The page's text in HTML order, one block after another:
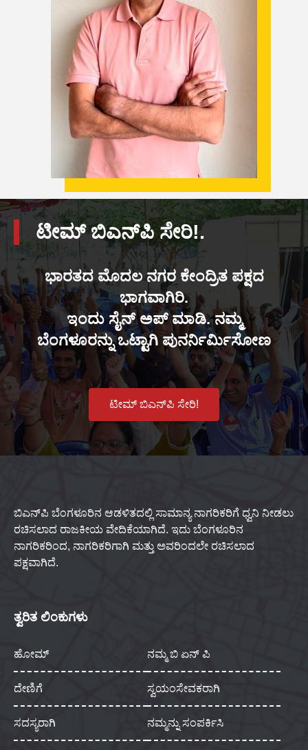
ಟೀಮ್ ಬಿಎನ್‌ಪಿ ಸೇರಿ!.
ಭಾರತದ ಮೊದಲ ನಗರ ಕೇಂದ್ರಿತ ಪಕ್ಷದ
ಭಾಗವಾಗಿರಿ.
ಇಂದು ಸೈನ್ ಅಪ್ ಮಾಡಿ. ನಮ್ಮ
ಬೆಂಗಳೂರನ್ನು ಒಟ್ಟಾಗಿ ಪುನರ್ನಿರ್ಮಿಸೋಣ
ಟೀಮ್ ಬಿಎನ್‌ಪಿ ಸೇರಿ!
ಬಿಎನ್‌ಪಿ ಬೆಂಗಳೂರಿನ ಆಡಳಿತದಲ್ಲಿ ಸಾಮಾನ್ಯ ನಾಗರಿಕರಿಗೆ ಧ್ವನಿ ನೀಡಲು
ರಚಿಸಲಾದ ರಾಜಕೀಯ ವೇದಿಕೆಯಾಗಿದೆ. ಇದು ಬೆಂಗಳೂರಿನ
ನಾಗರಿಕರಿಂದ, ನಾಗರಿಕರಿಗಾಗಿ ಮತ್ತು ಅವರಿಂದಲೇ ರಚಿಸಲಾದ
ಪಕ್ಷವಾಗಿದೆ.
ತ್ವರಿತ ಲಿಂಕುಗಳು
ಹೋಮ್ ನಮ್ಮ ಬಿ ಏನ್ ಪಿ
ದೇಣಿಗೆ ಸ್ವಯಂಸೇವಕರಾಗಿ
ಸದಸ್ಯರಾಗಿ ನಮ್ಮನ್ನು ಸಂಪರ್ಕಿಸಿ